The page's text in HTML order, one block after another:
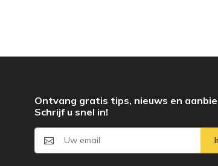
Ontvang gratis tips, nieuws en
Schrijf u snel in!